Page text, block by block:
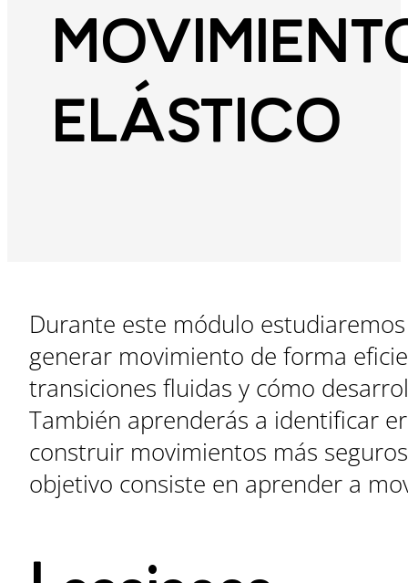
ELÁSTICO
Durante este módulo
generar movimiento de forma
transiciones fluidas y cómo
También aprenderás a identificar
construir movimientos más
objetivo consiste en aprender a